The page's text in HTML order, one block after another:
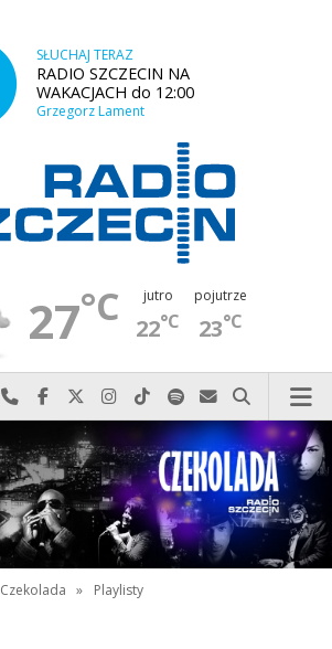
SŁUCHAJ TERAZ
RADIO SZCZECIN NA
WAKACJACH do 12:00
Grzegorz Lament
27°C jutro
22°C
pojutrze
23°C
Najlepiej po prostu do nas zadzwoń
Odwiedź nas na Facebook-u
Odwiedź nas na X
Odwiedź nas na Instagram-ie
Odwiedź nas na TikTok-u
Szukaj nas na Spotify
Wyślij do nas
Szukaj
Czekolada » Playlisty